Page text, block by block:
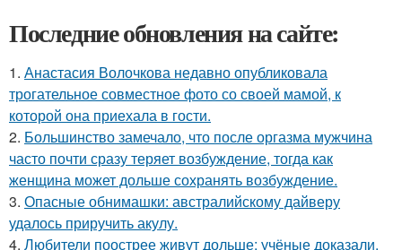
Последние обновления на сайте:
1. Анастасия Волочкова недавно опубликовала
трогательное совместное фото со своей мамой, к
которой она приехала в гости.
2. Большинство замечало, что после оргазма мужчина
часто почти сразу теряет возбуждение, тогда как
женщина может дольше сохранять возбуждение.
3. Опасные обнимашки: австралийскому дайверу
удалось приручить акулу.
4. Любители поострее живут дольше: учёные доказали,